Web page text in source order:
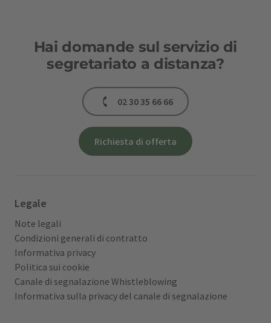
Hai domande sul servizio di
segretariato a distanza?
02 30 35 66 66
Richiesta di offerta
Legale
Note legali
Condizioni generali di contratto
Informativa privacy
Politica sui cookie
Canale di segnalazione Whistleblowing
Informativa sulla privacy del canale di segnalazione